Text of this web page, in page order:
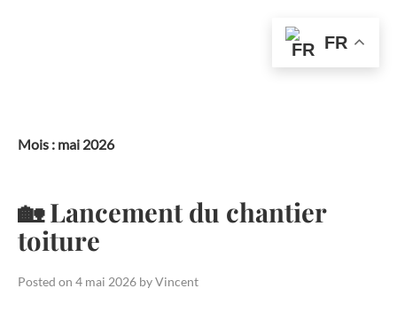
Mois : mai 2026
🏡 Lancement du chantier
toiture
Posted on 4 mai 2026 byVincent
FR